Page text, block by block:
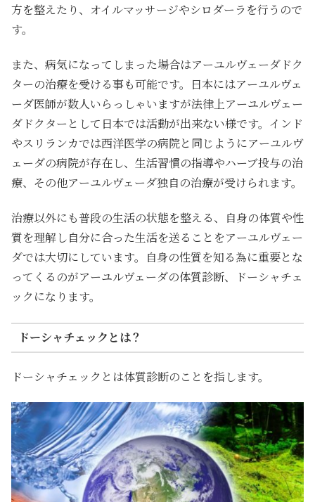
方を整えたり、オイルマッサージやシロダーラを行うので
す。
また、病気になってしまった場合はアーユルヴェーダドク
ターの治療を受ける事も可能です。日本にはアーユルヴェ
ーダ医師が数人いらっしゃいますが法律上アーユルヴェー
ダドクターとして日本では活動が出来ない様です。インド
やスリランカでは西洋医学の病院と同じようにアーユルヴ
ェーダの病院が存在し、生活習慣の指導やハーブ投与の治
療、その他アーユルヴェーダ独自の治療が受けられます。
治療以外にも普段の生活の状態を整える、自身の体質や性
質を理解し自分に合った生活を送ることをアーユルヴェー
ダでは大切にしています。自身の性質を知る為に重要とな
ってくるのがアーユルヴェーダの体質診断、ドーシャチェ
ックになります。
ドーシャチェックとは？
ドーシャチェックとは体質診断のことを指します。